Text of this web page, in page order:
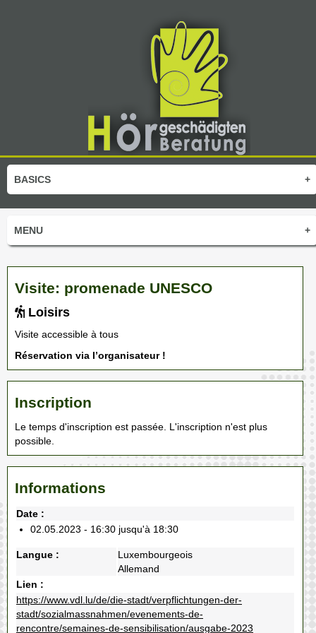
+
BASICS
+
MENU
Visite: promenade UNESCO
Loisirs
Visite accessible à tous
Réservation via l’organisateur !
Inscription
Le temps d'inscription est passée. L'inscription n'est plus
possible.
Informations
Date :
02.05.2023 - 16:30 jusqu'à 18:30
Langue :
Luxembourgeois
Allemand
Lien :
https://www.vdl.lu/de/die-stadt/verpflichtungen-der-
stadt/sozialmassnahmen/evenements-de-
rencontre/semaines-de-sensibilisation/ausgabe-2023